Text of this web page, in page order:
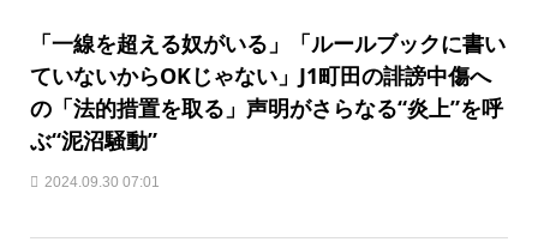
「一線を超える奴がいる」「ルールブックに書い
ていないからOKじゃない」J1町田の誹謗中傷へ
の「法的措置を取る」声明がさらなる“炎上”を呼
ぶ“泥沼騒動”
2024.09.30 07:01